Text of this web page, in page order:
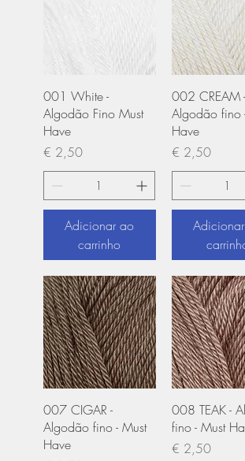
Visualização rápida
001 White -
Algodão Fino Must
Have
Preço
€ 2,50
Adicionar ao
carrinho
Visualização
002 CREAM -
Algodão fino
Have
Preço
€ 2,50
Visualização rápida
007 CIGAR -
Algodão fino - Must
Have
Visualização
008 TEAK -
fino - Must
Preço
€ 2,50